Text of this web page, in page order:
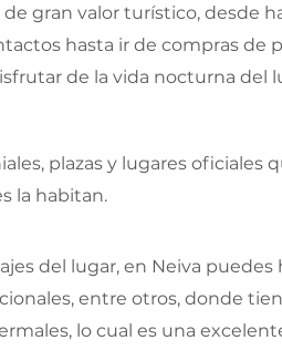
gran valor turístico, desde
hasta ir de compras de
de la vida nocturna del
plazas y lugares oficiales
la habitan.
del lugar, en Neiva puedes
entre otros, donde
lo cual es una